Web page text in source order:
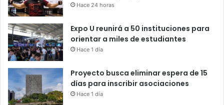
Hace 24 horas
Expo U reunirá a 50 instituciones para
orientar a miles de estudiantes
Hace 1 día
Proyecto busca eliminar espera de 15
días para inscribir asociaciones
Hace 1 día